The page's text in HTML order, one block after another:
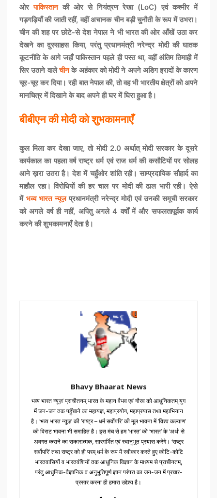
ओरपाकिस्तानकी ओर से नियंत्रण रेखा (LoC) एवं कश्मीर में
गड़गड़ियाँ की जाती रहीं, वहीं अचानक चीन बड़ी चुनौती के रूप में उभरा।
चीन की शह पर छोटे-से देश नेपाल ने भी भारत की ओर आँखें उठा कर
देखने का दुस्साहस किया, परंतु प्रधानमंत्री नरेन्द्र मोदी की घातक
कूटनीति के आगे जहाँ पाकिस्तान पहले ही पस्त था, वहीं अंतिम तिमाही में
सिर उठाने वालेचीनके अहंकार को मोदी ने अपने अडिग इरादों के कारण
चूर-चूर कर दिया। रही बात नेपाल की, तो वह भी भारतीय क्षेत्रों को अपने
मानचित्र में दिखाने के बाद अपने ही घर में घिरा हुआ है।
बीबीएन की मोदी को शुभकामनाएँ
कुल मिला कर देखा जाए, तो मोदी 2.0 अर्थात् मोदी सरकार के दूसरे
कार्यकाल का पहला वर्ष राष्ट्र धर्म एवं राज धर्म की कसौटियों पर सोलह
आने ख़रा उतरा है। देश में चहुँओर शांति रही। साम्प्रदायिक सौहार्द का
माहौल रहा। विरोधियों की हर चाल पर मोदी की ढाल भारी रही। ऐसे
में भव्य भारत न्यूज़प्रधानमंत्री नरेन्द्र मोदी एवं उनकी समूची सरकार
को अगले वर्ष ही नहीं, अपितु अगले 4 वर्षों में और सफलतापूर्वक कार्य
करने की शुभकामनाएँ देता है।
Bhavy Bhaarat News
भव्य भारत न्यूज़’ प्राचीतनम् भारत के महान वैभव एवं गौरव को आधुनिकतम् युग
में जन-जन तक पहुँचाने का महायज्ञ, महाप्रयोग, महाप्रयास तथा महाभियान
है। ‘भव्य भारत न्यूज़’ की ‘राष्ट्र – धर्म सर्वोपरि’ की मूल भावना में ‘विश्व कल्याण’
की विराट भावना भी समाहित है। इस मंच से हम ‘भारत’ को ‘भारत’ के ‘अर्थ’ से
अवगत कराने का सकारात्मक, सारगर्भित एवं स्वानुभूत प्रयास करेंगे। ‘राष्ट्र
सर्वोपरि’ तथा राष्ट्र को ही परम् धर्म के रूप में स्वीकार करते हुए कोटि-कोटि
भारतवासियों व भारतवंशियों तक आधुनिक विज्ञान के माध्यम से प्राचीनतम्,
परंतु आधुनिक-वैज्ञानिक व अनुभूतिपूर्ण ज्ञान परंपरा का जन-जन में प्रचार-
प्रसार करना ही हमारा उद्देश्य है।